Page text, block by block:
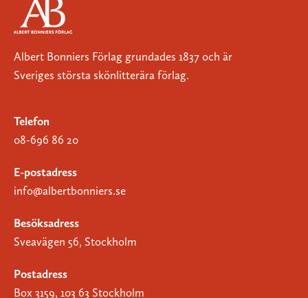
Albert Bonniers Förlag grundades 1837 och är
Sveriges största skönlitterära förlag.
Telefon
08-696 86 20
E-postadress
info@albertbonniers.se
Besöksadress
Sveavägen 56, Stockholm
Postadress
Box 3159, 103 63 Stockholm